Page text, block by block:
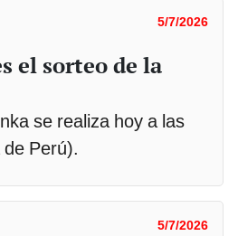
5/7/2026
el sorteo de la
se realiza hoy a las
Perú).
5/7/2026